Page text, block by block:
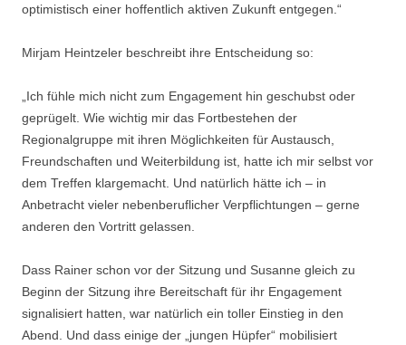
optimistisch einer hoffentlich aktiven Zukunft entgegen.“
Mirjam Heintzeler beschreibt ihre Entscheidung so:
„Ich fühle mich nicht zum Engagement hin geschubst oder
geprügelt. Wie wichtig mir das Fortbestehen der
Regionalgruppe mit ihren Möglichkeiten für Austausch,
Freundschaften und Weiterbildung ist, hatte ich mir selbst vor
dem Treffen klargemacht. Und natürlich hätte ich – in
Anbetracht vieler nebenberuflicher Verpflichtungen – gerne
anderen den Vortritt gelassen.
Dass Rainer schon vor der Sitzung und Susanne gleich zu
Beginn der Sitzung ihre Bereitschaft für ihr Engagement
signalisiert hatten, war natürlich ein toller Einstieg in den
Abend. Und dass einige der „jungen Hüpfer“ mobilisiert